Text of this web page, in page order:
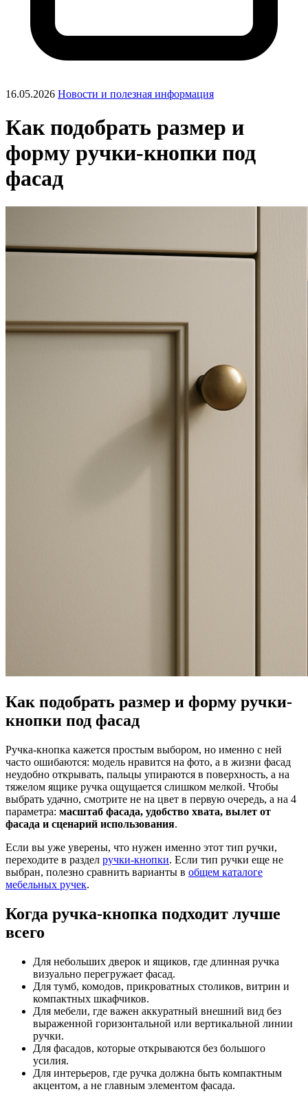
16.05.2026 Новости и полезная информация
Как подобрать размер и
форму ручки-кнопки под
фасад
Как подобрать размер и форму ручки-
кнопки под фасад
Ручка-кнопка кажется простым выбором, но именно с ней
часто ошибаются: модель нравится на фото, а в жизни фасад
неудобно открывать, пальцы упираются в поверхность, а на
тяжелом ящике ручка ощущается слишком мелкой. Чтобы
выбрать удачно, смотрите не на цвет в первую очередь, а на 4
параметра: масштаб фасада, удобство хвата, вылет от
фасада и сценарий использования.
Если вы уже уверены, что нужен именно этот тип ручки,
переходите в раздел ручки-кнопки. Если тип ручки еще не
выбран, полезно сравнить варианты в общем каталоге
мебельных ручек.
Когда ручка-кнопка подходит лучше
всего
Для небольших дверок и ящиков, где длинная ручка
визуально перегружает фасад.
Для тумб, комодов, прикроватных столиков, витрин и
компактных шкафчиков.
Для мебели, где важен аккуратный внешний вид без
выраженной горизонтальной или вертикальной линии
ручки.
Для фасадов, которые открываются без большого
усилия.
Для интерьеров, где ручка должна быть компактным
акцентом, а не главным элементом фасада.